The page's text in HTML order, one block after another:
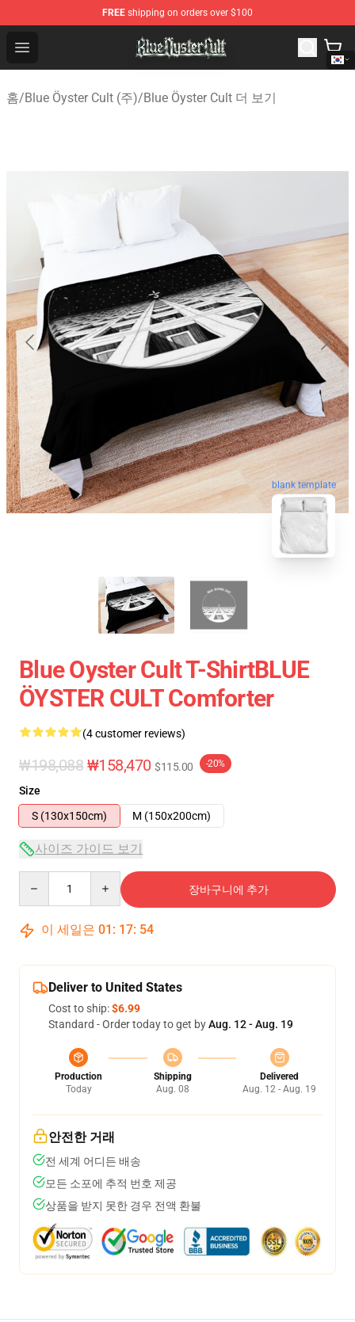
FREE shipping on orders over $100
Open menu
Blue Öyster Cult Store - Official Blue Öyster Cult
홈/Blue Öyster Cult (주)/Blue Öyster Cult 더 보기
blank template
Blue Oyster Cult T-ShirtBLUE
ÖYSTER CULT Comforter
(4 customer reviews)
₩198,088 ₩158,470 $115.00 -20%
Size
S (130x150cm)
M (150x200cm)
사이즈 가이드 보기
장바구니에 추가
이 세일은 01 : 17: 54
Deliver to United States
Cost to ship:$6.99
Standard - Order today to get byAug. 12 - Aug. 19
Production
Today
Shipping
Aug. 08
Delivered
Aug. 12 - Aug. 19
안전한 거래
전 세계 어디든 배송
모든 소포에 추적 번호 제공
상품을 받지 못한 경우 전액 환불